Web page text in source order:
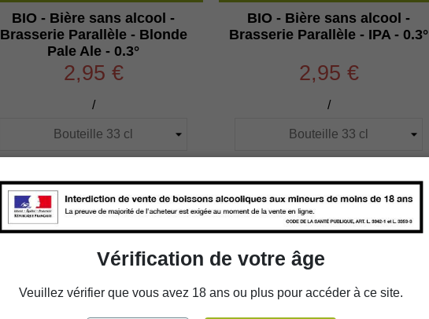
BIO - Bière sans alcool -
Brasserie Parallèle - Blonde
Pale Ale - 0.3°
2,95 €
/
BIO - Bière sans alcool -
Brasserie Parallèle - IPA - 0.3°
2,95 €
/
Vérification de votre âge
Veuillez vérifier que vous avez 18 ans ou plus pour accéder à ce site.